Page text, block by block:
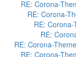
RE: Corona-
RE: Corona-
RE: Corona-
RE:
RE: Corona-
RE: Corona-